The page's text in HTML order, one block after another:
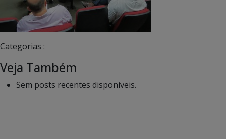
Categorias :
Veja Também
Sem posts recentes disponíveis.